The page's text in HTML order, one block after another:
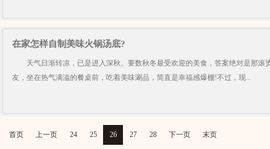
在家怎样自制美味火锅汤底?
天气日渐转凉，已是进入深秋。要数秋冬最受欢迎的美食，答案绝对是那滚
友，坐在热气满溢的餐桌前，吃着美味涮品，简直是幸福感爆棚!不过，现...
首页 上一页 24 25 26 27 28 下一页 末页